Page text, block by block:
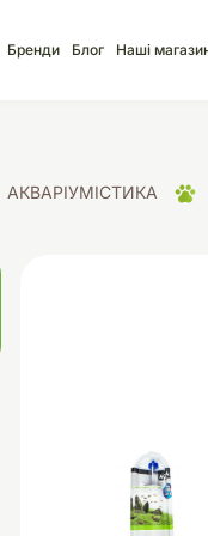
для кліток
Бренди Блог Наші
АКВАРІУМІСТИКА